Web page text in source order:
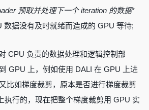
预取并处理下一个 iteration 的数据*
数据没有及时就绪而造成的 GPU 等待;
CPU 负责的数据处理和逻辑控制部
GPU 上，例如使用 DALI 在 GPU 上进
比如梯度裁剪，原本是否进行梯度裁剪
执行的，现在把整个梯度裁剪用 GPU 实